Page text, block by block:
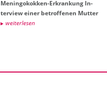
Me­nin­go­kok­ken-Er­kran­kung In­
ter­view einer be­trof­fe­nen Mut­ter
wei­ter­le­sen